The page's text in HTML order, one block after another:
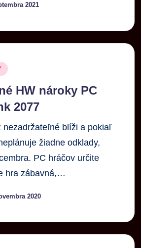
2021
HW nároky PC
2077
nezadržateľné blíži a pokiaľ
žiadne odklady,
PC hráčov určite
hra zábavná,…
2020